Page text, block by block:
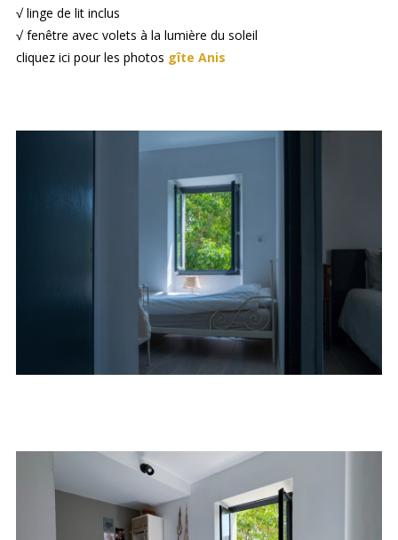
√ linge de lit inclus
√ fenêtre avec volets à la lumière du soleil
cliquez ici pour les photos gîte Anis